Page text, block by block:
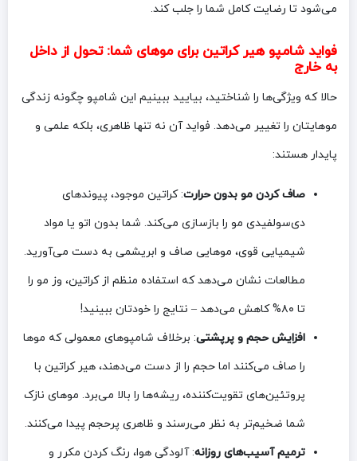
می‌شود تا رضایت کامل شما را جلب کند.
فواید شامپو هیر کراتین برای موهای شما: تحول از داخل
به خارج
حالا که ویژگی‌ها را شناختید، بیایید ببینیم این شامپو چگونه زندگی
موهایتان را تغییر می‌دهد. فواید آن نه تنها ظاهری، بلکه علمی و
پایدار هستند:
صاف کردن مو بدون حرارت: کراتین موجود، پیوندهای
دی‌سولفیدی مو را بازسازی می‌کند. شما بدون اتو یا مواد
شیمیایی قوی، موهایی صاف و ابریشمی به دست می‌آورید.
مطالعات نشان می‌دهد که استفاده منظم از کراتین، وز مو را
تا ۸۰% کاهش می‌دهد – نتایج را خودتان ببینید!
افزایش حجم و پرپشتی: برخلاف شامپوهای معمولی که موها
را صاف می‌کنند اما حجم را از دست می‌دهند، هیر کراتین با
پروتئین‌های تقویت‌کننده، ریشه‌ها را بالا می‌برد. موهای نازک
شما ضخیم‌تر به نظر می‌رسند و ظاهری پرحجم پیدا می‌کنند.
ترمیم آسیب‌های روزانه: آلودگی هوا، رنگ کردن مکرر و